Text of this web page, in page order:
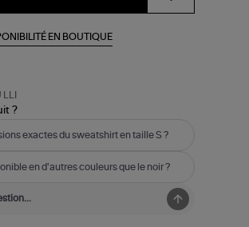
EN BOUTIQUE
?
exactes du sweatshirt en taille S ?
en d'autres couleurs que le noir ?